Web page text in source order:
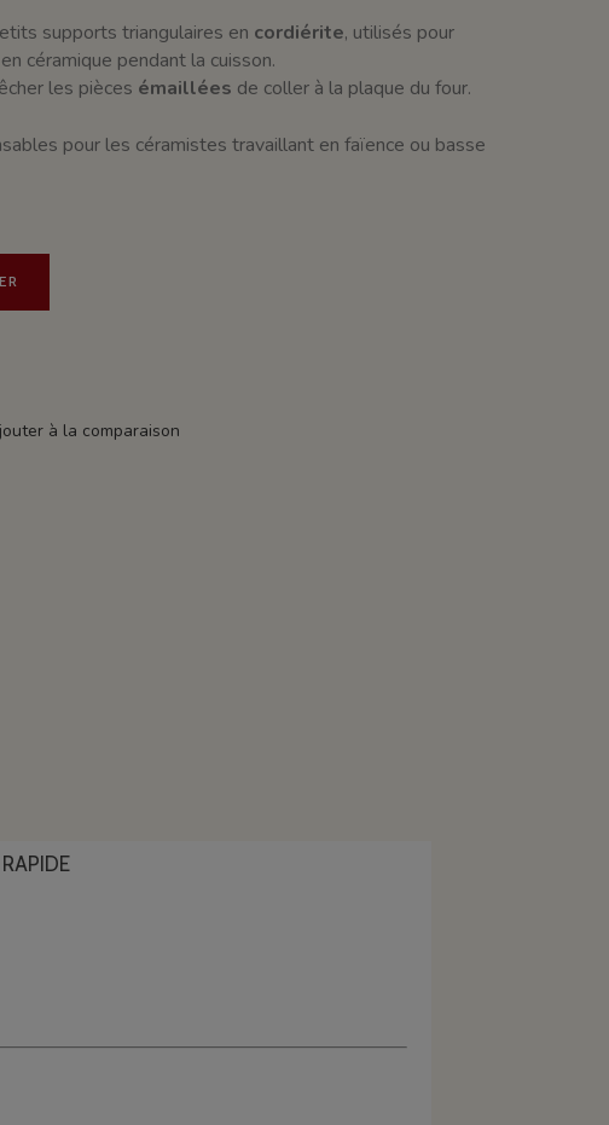
supports triangulaires en cordiérite, utilisés pour
céramique pendant la cuisson.
les pièces émaillées de coller à la plaque du four.
pour les céramistes travaillant en faïence ou basse
à la comparaison